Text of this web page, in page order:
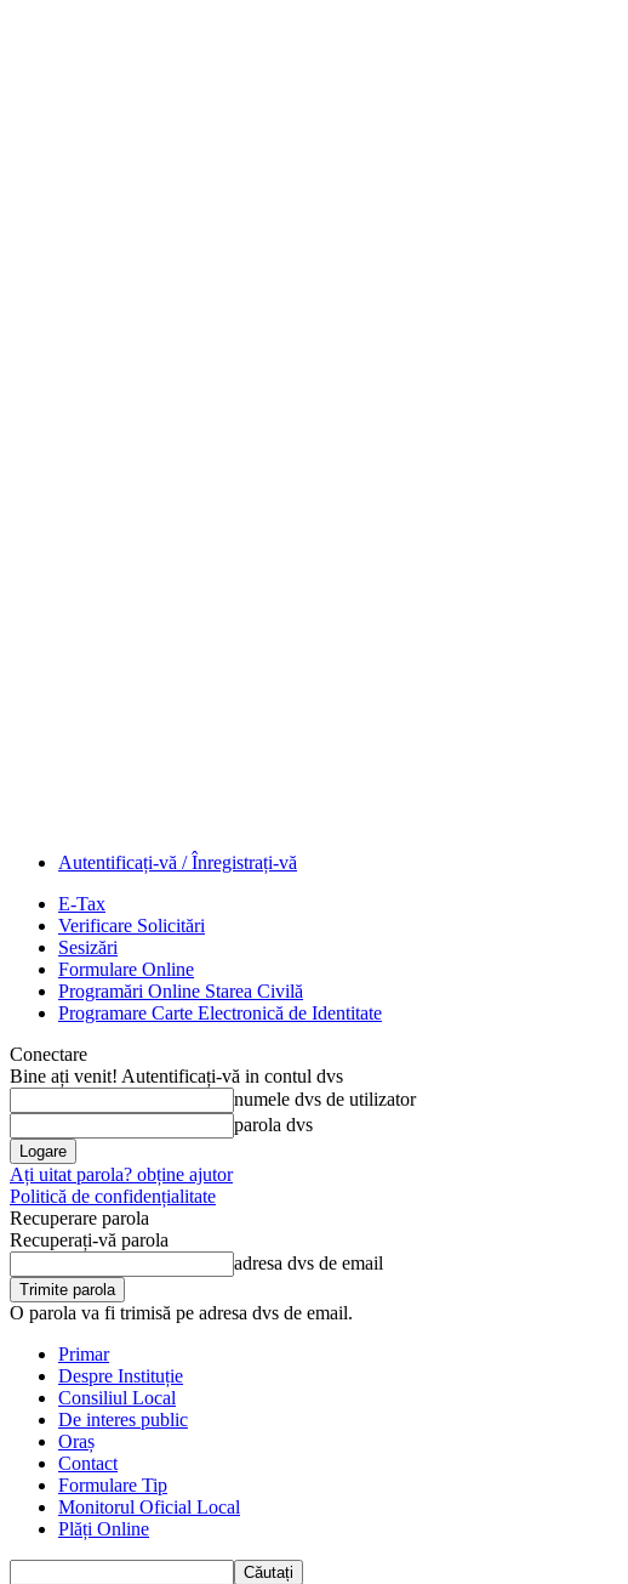
Autentificați-vă / Înregistrați-vă
E-Tax
Verificare Solicitări
Sesizări
Formulare Online
Programări Online Starea Civilă
Programare Carte Electronică de Identitate
Conectare
Bine ați venit! Autentificați-vă in contul dvs
numele dvs de utilizator
parola dvs
Ați uitat parola? obține ajutor
Politică de confidențialitate
Recuperare parola
Recuperați-vă parola
adresa dvs de email
O parola va fi trimisă pe adresa dvs de email.
Primar
Despre Instituție
Consiliul Local
De interes public
Oraș
Contact
Formulare Tip
Monitorul Oficial Local
Plăți Online